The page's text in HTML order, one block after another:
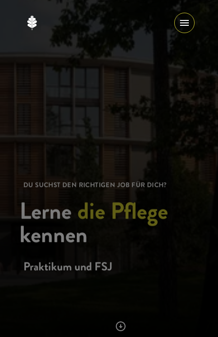
DU SUCHST DEN RICHTIGEN JOB FÜR DICH?
Lerne die Pflege
kennen
Praktikum und FSJ